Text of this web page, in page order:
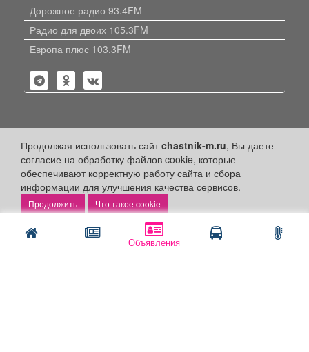
Объявления
Продолжая использовать сайтchastnik-m.ru, Вы даете
согласие на обработку файлов cookie, которые
обеспечивают корректную работу сайта и сбора
информации для улучшения качества сервисов.
Что такое cookie
Дорожное радио 93.4FM
Радио для двоих 105.3FM
Европа плюс 103.3FM
Политика конфиденциальности
Публикации с пометкой «Реклама», «На правах рекламы»,
«Партнёрский проект» оплачены рекламодателем.
Редакция сайта не несет ответственности за достоверность
объявлениях.
+16 © 2006-2026 ООО "Частник-М"